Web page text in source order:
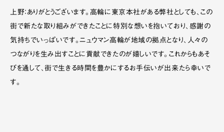
上野：ありがとうございます。高輪に東京本社がある弊社としても、この
街で新たな取り組みができたことに特別な想いを抱いており、感謝の
気持ちでいっぱいです。ニュウマン高輪が地域の拠点となり、人々の
つながりを生み出すことに貢献できたのが嬉しいです。これからもあそ
びを通して、街で生きる時間を豊かにするお手伝いが出来たら幸いで
す。